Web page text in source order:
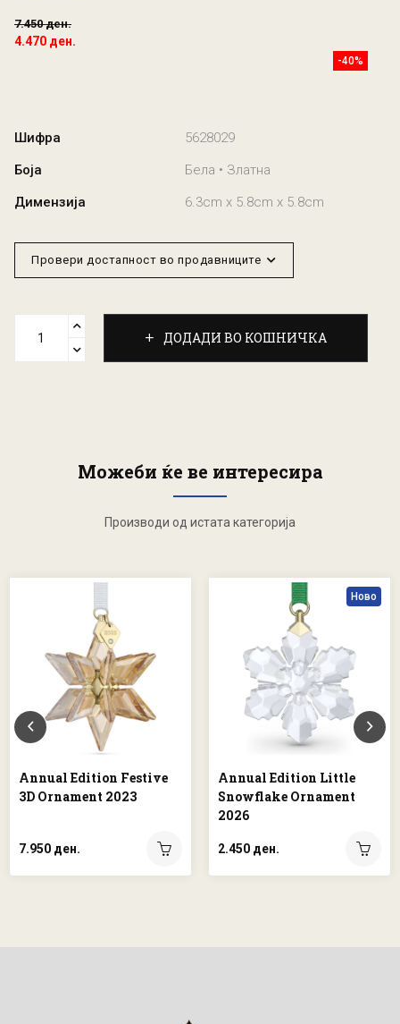
7.450 ден.
4.470 ден.
-40%
Шифра
5628029
Боја
Бела • Златна
Димензија
6.3cm x 5.8cm x 5.8cm
Провери достапност во продавниците
ДОДАДИ ВО КОШНИЧКА
Можеби ќе ве интересира
Производи од истата категорија
Annual Edition Festive
3D Ornament 2023
7.950 ден.
Ново
Annual Edition Little
Snowflake Ornament
2026
2.450 ден.